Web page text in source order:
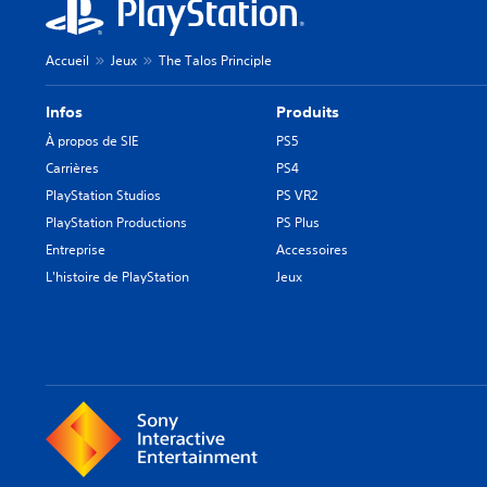
Accueil Jeux The Talos Principle
Infos
À propos de SIE
Carrières
PlayStation Studios
PlayStation Productions
Entreprise
L'histoire de PlayStation
Produits
PS5
PS4
PS VR2
PS Plus
Accessoires
Jeux